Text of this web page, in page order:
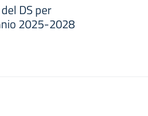
DS per
2025-2028